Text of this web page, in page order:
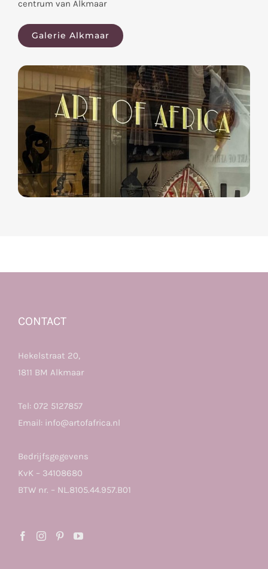
centrum van Alkmaar
Galerie Alkmaar
CONTACT
Hekelstraat 20,
1811 BM Alkmaar
Tel: 072 5127857
Email: info@artofafrica.nl
Bedrijfsgegevens
KvK – 34108680
BTW nr. – NL.8105.44.957.B01